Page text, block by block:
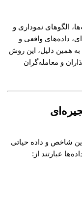
الگوهای نموداری و
داده‌های واقعی و
همین دلیل، این روش
و معامله‌گران
شاخص و داده حیاتی
عبارتند از: